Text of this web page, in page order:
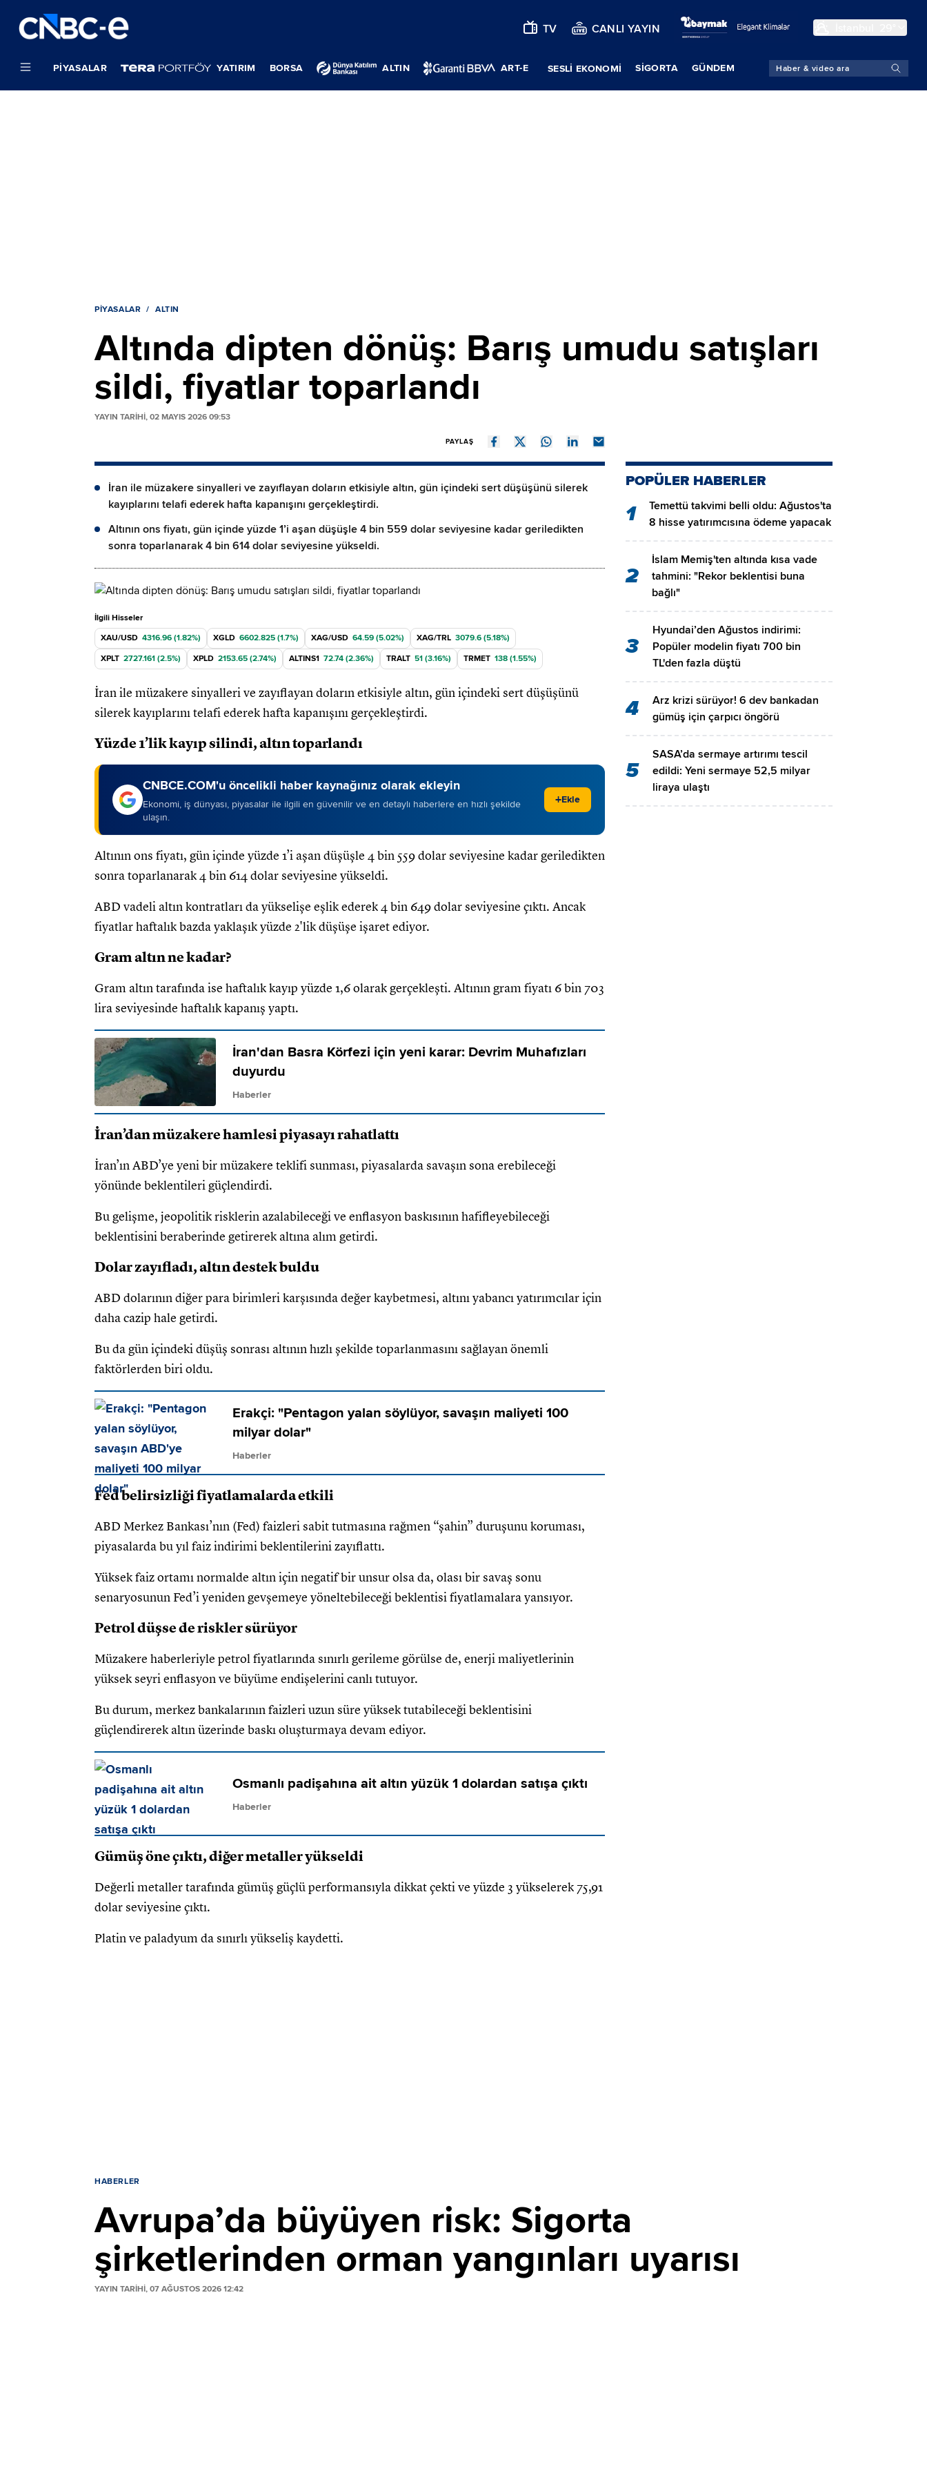
TV CANLI YAYIN
PIYASALAR YATIRIM BORSA ALTIN ART-E SESLİ EKONOMİ SIGORTA GÜNDEM
PIYASALAR ALTIN
Altında dipten dönüş: Barış umudu satışları
sildi, fiyatlar toparlandı
YAYIN TARİHİ, 02 MAYIS 2026 09:53
PAYLAŞ
İran ile müzakere sinyalleri ve zayıflayan doların etkisiyle altın, gün içindeki sert düşüşünü silerek
kayıplarını telafi ederek hafta kapanışını gerçekleştirdi.
Altının ons fiyatı, gün içinde yüzde 1’i aşan düşüşle 4 bin 559 dolar seviyesine kadar geriledikten
sonra toparlanarak 4 bin 614 dolar seviyesine yükseldi.
İlgili Hisseler
XAU/USD 4316.96 (1.82%) XGLD 6602.825 (1.7%) XAG/USD 64.59 (5.02%) XAG/TRL 3079.6 (5.18%)
XPLT 2727.161 (2.5%) XPLD 2153.65 (2.74%) ALTINS1 72.74 (2.36%) TRALT 51 (3.16%) TRMET 138 (1.55%)
İran ile müzakere sinyalleri ve zayıflayan doların etkisiyle altın, gün içindeki sert düşüşünü
silerek kayıplarını telafi ederek hafta kapanışını gerçekleştirdi.
Yüzde 1’lik kayıp silindi, altın toparlandı
CNBCE.COM'u öncelikli haber kaynağınız olarak ekleyin
Ekonomi, iş dünyası, piyasalar ile ilgili en güvenilir ve en detaylı haberlere en hızlı şekilde
ulaşın.
+Ekle
Altının ons fiyatı, gün içinde yüzde 1’i aşan düşüşle 4 bin 559 dolar seviyesine kadar geriledikten
sonra toparlanarak 4 bin 614 dolar seviyesine yükseldi.
ABD vadeli altın kontratları da yükselişe eşlik ederek 4 bin 649 dolar seviyesine çıktı. Ancak
fiyatlar haftalık bazda yaklaşık yüzde 2'lik düşüşe işaret ediyor.
Gram altın ne kadar?
Gram altın tarafında ise haftalık kayıp yüzde 1,6 olarak gerçekleşti. Altının gram fiyatı 6 bin 703
lira seviyesinde haftalık kapanış yaptı.
İran'dan Basra Körfezi için yeni karar: Devrim Muhafızları
duyurdu
Haberler
İran’dan müzakere hamlesi piyasayı rahatlattı
İran’ın ABD’ye yeni bir müzakere teklifi sunması, piyasalarda savaşın sona erebileceği
yönünde beklentileri güçlendirdi.
Bu gelişme, jeopolitik risklerin azalabileceği ve enflasyon baskısının hafifleyebileceği
beklentisini beraberinde getirerek altına alım getirdi.
Dolar zayıfladı, altın destek buldu
ABD dolarının diğer para birimleri karşısında değer kaybetmesi, altını yabancı yatırımcılar için
daha cazip hale getirdi.
Bu da gün içindeki düşüş sonrası altının hızlı şekilde toparlanmasını sağlayan önemli
faktörlerden biri oldu.
Erakçi: "Pentagon yalan söylüyor, savaşın maliyeti 100
milyar dolar"
Haberler
Fed belirsizliği fiyatlamalarda etkili
ABD Merkez Bankası’nın (Fed) faizleri sabit tutmasına rağmen “şahin” duruşunu koruması,
piyasalarda bu yıl faiz indirimi beklentilerini zayıflattı.
Yüksek faiz ortamı normalde altın için negatif bir unsur olsa da, olası bir savaş sonu
senaryosunun Fed’i yeniden gevşemeye yöneltebileceği beklentisi fiyatlamalara yansıyor.
Petrol düşse de riskler sürüyor
Müzakere haberleriyle petrol fiyatlarında sınırlı gerileme görülse de, enerji maliyetlerinin
yüksek seyri enflasyon ve büyüme endişelerini canlı tutuyor.
Bu durum, merkez bankalarının faizleri uzun süre yüksek tutabileceği beklentisini
güçlendirerek altın üzerinde baskı oluşturmaya devam ediyor.
Osmanlı padişahına ait altın yüzük 1 dolardan satışa çıktı
Haberler
Gümüş öne çıktı, diğer metaller yükseldi
Değerli metaller tarafında gümüş güçlü performansıyla dikkat çekti ve yüzde 3 yükselerek 75,91
dolar seviyesine çıktı.
Platin ve paladyum da sınırlı yükseliş kaydetti.
POPÜLER HABERLER
1
Temettü takvimi belli oldu: Ağustos'ta
8 hisse yatırımcısına ödeme yapacak
2
İslam Memiş'ten altında kısa vade
tahmini: "Rekor beklentisi buna
bağlı"
3
Hyundai’den Ağustos indirimi:
Popüler modelin fiyatı 700 bin
TL'den fazla düştü
4
Arz krizi sürüyor! 6 dev bankadan
gümüş için çarpıcı öngörü
5
SASA’da sermaye artırımı tescil
edildi: Yeni sermaye 52,5 milyar
liraya ulaştı
HABERLER
Avrupa’da büyüyen risk: Sigorta
şirketlerinden orman yangınları uyarısı
YAYIN TARİHİ, 07 AĞUSTOS 2026 12:42